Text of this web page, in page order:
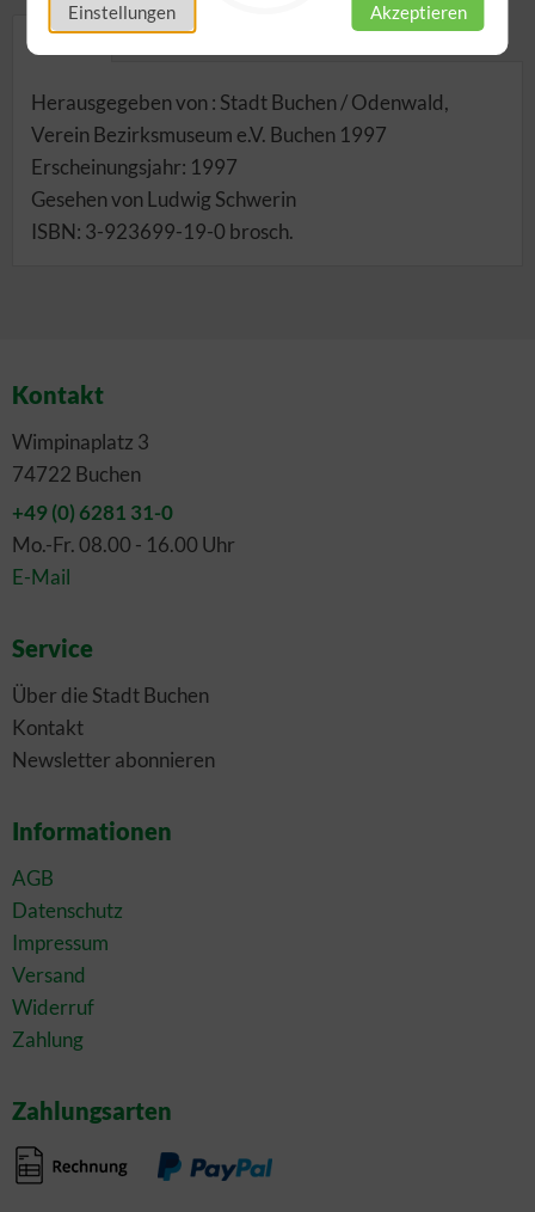
Einstellungen Akzeptieren
Details
Herausgegeben von : Stadt Buchen / Odenwald,
Verein Bezirksmuseum e.V. Buchen 1997
Erscheinungsjahr: 1997
Gesehen von Ludwig Schwerin
ISBN: 3-923699-19-0 brosch.
Kontakt
Wimpinaplatz 3
74722 Buchen
+49 (0) 6281 31-0
Mo.-Fr. 08.00 - 16.00 Uhr
E-Mail
Service
Über die Stadt Buchen
Kontakt
Newsletter abonnieren
Informationen
AGB
Datenschutz
Impressum
Versand
Widerruf
Zahlung
Zahlungsarten